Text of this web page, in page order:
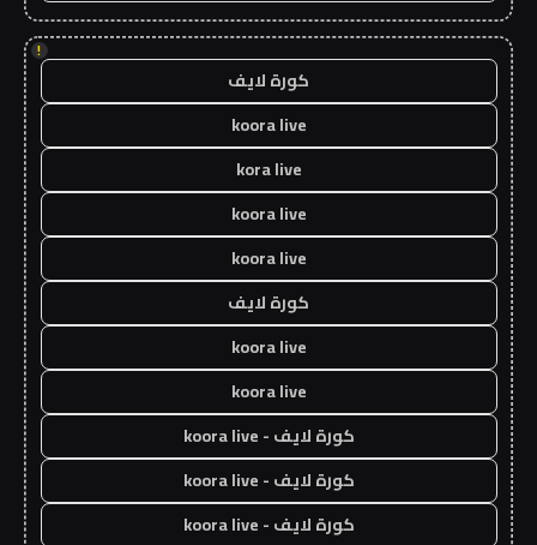
!
كورة لايف
koora live
kora live
koora live
koora live
كورة لايف
koora live
koora live
كورة لايف - koora live
كورة لايف - koora live
كورة لايف - koora live